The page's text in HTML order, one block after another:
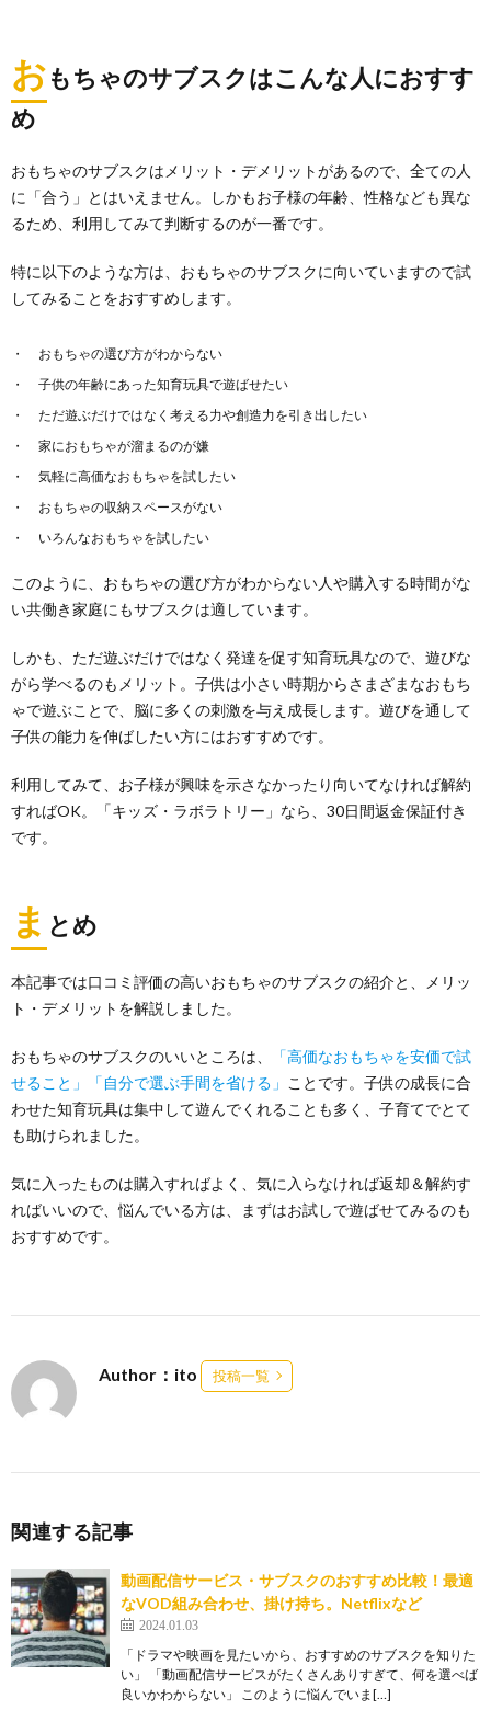
おもちゃのサブスクはこんな人におすす
め
おもちゃのサブスクはメリット・デメリットがあるので、全ての人
に「合う」とはいえません。しかもお子様の年齢、性格なども異な
るため、利用してみて判断するのが一番です。
特に以下のような方は、おもちゃのサブスクに向いていますので試
してみることをおすすめします。
おもちゃの選び方がわからない
子供の年齢にあった知育玩具で遊ばせたい
ただ遊ぶだけではなく考える力や創造力を引き出したい
家におもちゃが溜まるのが嫌
気軽に高価なおもちゃを試したい
おもちゃの収納スペースがない
いろんなおもちゃを試したい
このように、おもちゃの選び方がわからない人や購入する時間がな
い共働き家庭にもサブスクは適しています。
しかも、ただ遊ぶだけではなく発達を促す知育玩具なので、遊びな
がら学べるのもメリット。子供は小さい時期からさまざまなおもち
ゃで遊ぶことで、脳に多くの刺激を与え成長します。遊びを通して
子供の能力を伸ばしたい方にはおすすめです。
利用してみて、お子様が興味を示さなかったり向いてなければ解約
すればOK。「キッズ・ラボラトリー」なら、30日間返金保証付き
です。
ま とめ
本記事では口コミ評価の高いおもちゃのサブスクの紹介と、メリッ
ト・デメリットを解説しました。
おもちゃのサブスクのいいところは、
「高価なおもちゃを安価で試
せること」「自分で選ぶ手間を省ける」 ことです。子供の成長に合
わせた知育玩具は集中して遊んでくれることも多く、子育てでとて
も助けられました。
気に入ったものは購入すればよく、気に入らなければ返却＆解約す
ればいいので、悩んでいる方は、まずはお試しで遊ばせてみるのも
おすすめです。
Author：ito 投稿一覧
関連する記事
動画配信サービス・サブスクのおすすめ比較！最適
なVOD組み合わせ、掛け持ち。Netflixなど
2024.01.03
「ドラマや映画を見たいから、おすすめのサブスクを知りた
い」 「動画配信サービスがたくさんありすぎて、何を選べば
良いかわからない」 このように悩んでいま[…]